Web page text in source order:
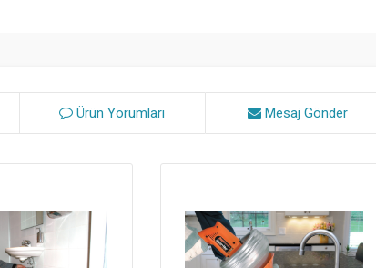
Ürün Yorumları Mesaj Gönder